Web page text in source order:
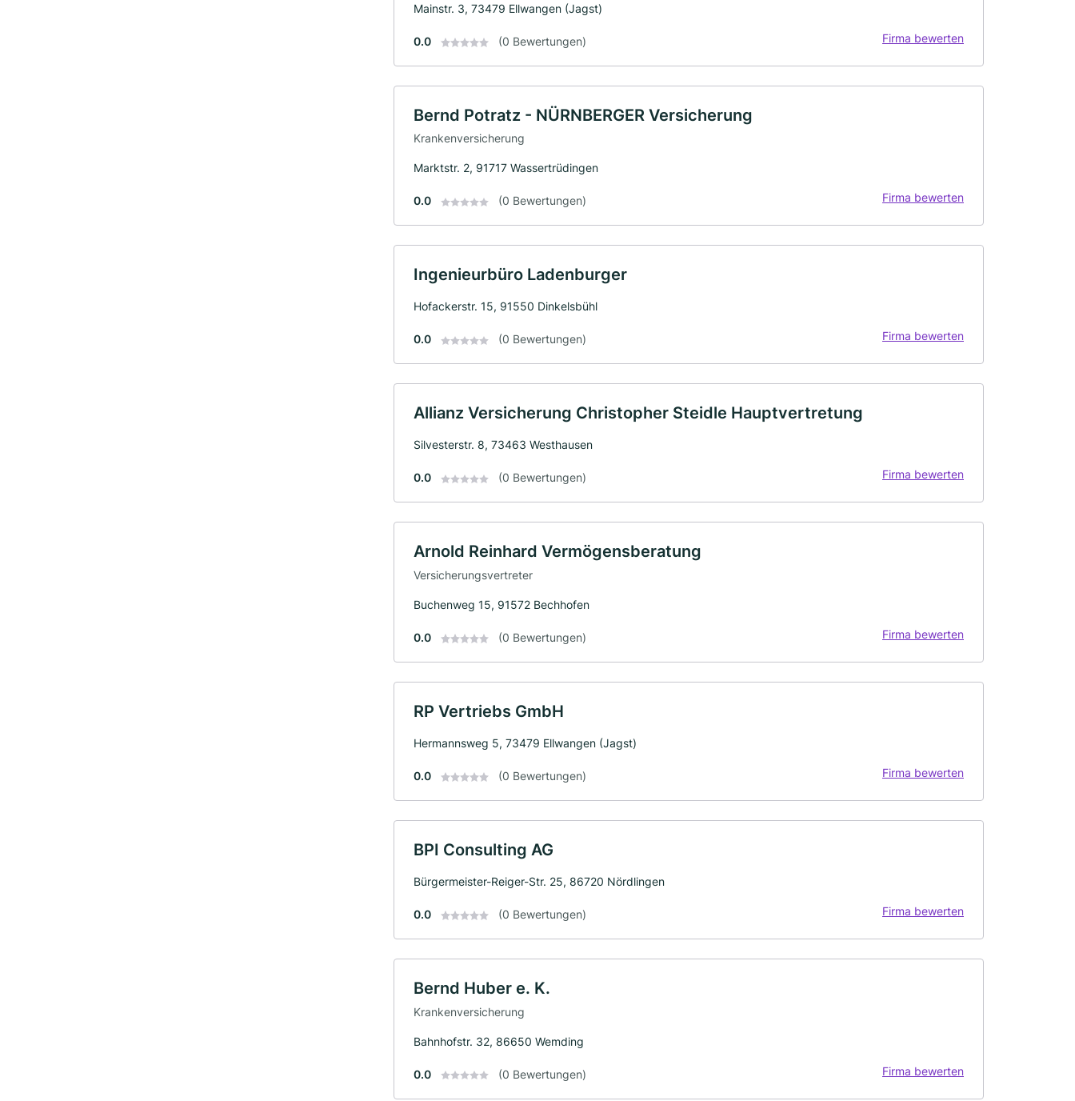
Mainstr. 3, 73479 Ellwangen (Jagst)
0.0 (0 Bewertungen) Firma bewerten
Bernd Potratz - NÜRNBERGER Versicherung
Krankenversicherung
Marktstr. 2, 91717 Wassertrüdingen
0.0 (0 Bewertungen) Firma bewerten
Ingenieurbüro Ladenburger
Hofackerstr. 15, 91550 Dinkelsbühl
0.0 (0 Bewertungen) Firma bewerten
Allianz Versicherung Christopher Steidle Hauptvertretung
Silvesterstr. 8, 73463 Westhausen
0.0 (0 Bewertungen) Firma bewerten
Arnold Reinhard Vermögensberatung
Versicherungsvertreter
Buchenweg 15, 91572 Bechhofen
0.0 (0 Bewertungen) Firma bewerten
RP Vertriebs GmbH
Hermannsweg 5, 73479 Ellwangen (Jagst)
0.0 (0 Bewertungen) Firma bewerten
BPI Consulting AG
Bürgermeister-Reiger-Str. 25, 86720 Nördlingen
0.0 (0 Bewertungen) Firma bewerten
Bernd Huber e. K.
Krankenversicherung
Bahnhofstr. 32, 86650 Wemding
0.0 (0 Bewertungen) Firma bewerten